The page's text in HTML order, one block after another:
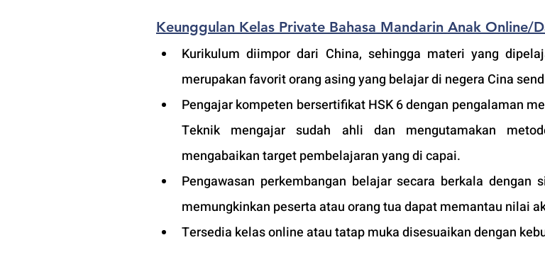
Keunggulan Kelas Private Bahasa Mandarin Anak Online/
Kurikulum diimpor dari China, sehingga materi yang
merupakan favorit orang asing yang belajar di negera Cina
Pengajar kompeten bersertifikat HSK 6 dengan pengalaman
Teknik mengajar sudah ahli dan mengutamakan
mengabaikan target pembelajaran yang di capai.
Pengawasan perkembangan belajar secara berkala dengan
memungkinkan peserta atau orang tua dapat memantau nilai
Tersedia kelas online atau tatap muka disesuaikan dengan